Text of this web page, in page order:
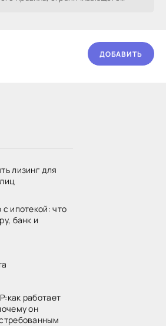
лизинг для
с ипотекой: что
банк и
работает
он
ДОБАВИТЬ